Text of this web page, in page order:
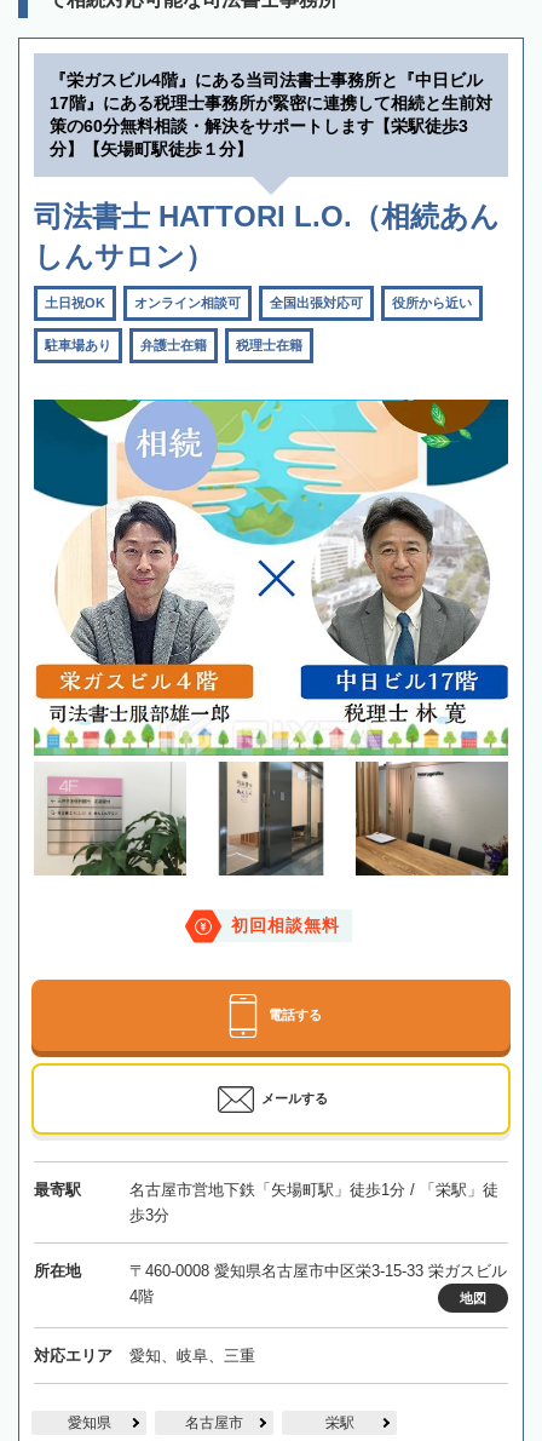
『栄ガスビル4階』にある当司法書士事務所と『中日ビル
17階』にある税理士事務所が緊密に連携して相続と生前対
策の60分無料相談・解決をサポートします【栄駅徒歩3
分】【矢場町駅徒歩１分】
司法書士 HATTORI L.O.（相続あん
しんサロン）
土日祝OK オンライン相談可 全国出張対応可 役所から近い
駐車場あり 弁護士在籍 税理士在籍
初回相談無料
電話する
メールする
最寄駅
名古屋市営地下鉄「矢場町駅」徒歩1分 / 「栄駅」徒
歩3分
所在地
〒460-0008 愛知県名古屋市中区栄3-15-33 栄ガスビル
4階
地図
対応エリア 愛知、岐阜、三重
愛知県 名古屋市 栄駅